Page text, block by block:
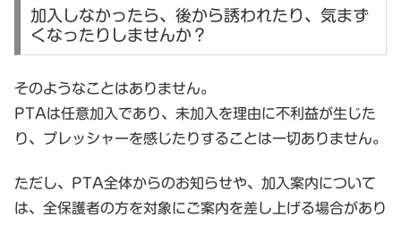
加入しなかったら、後から誘われたり、気まず
くなったりしませんか？
そのようなことはありません。
PTAは任意加入であり、 未加入を理由に不利益が生じた
り、プレッシャーを感じたりすることは一切ありません。
ただし、PTA全体からのお知らせや、加入案内について
は、 全保護者の方を対象にご案内を差し上げる場合があり